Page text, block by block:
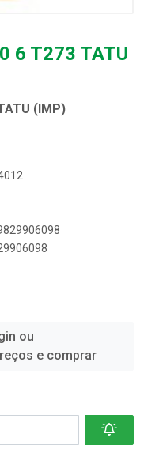
6 T273 TATU
(IMP)
ou
e comprar